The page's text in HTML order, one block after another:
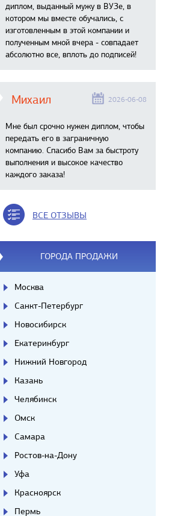
диплом, выданный мужу в ВУЗе, в
котором мы вместе обучались, с
изготовленным в этой компании и
полученным мной вчера - совпадает
абсолютно все, вплоть до подписей!
Михаил 2026-06-08
Мне был срочно нужен диплом, чтобы
передать его в заграничную
компанию. Спасибо Вам за быстроту
выполнения и высокое качество
каждого заказа!
ВСЕ ОТЗЫВЫ
ГОРОДА ПРОДАЖИ
Москва
Санкт-Петербург
Новосибирск
Екатеринбург
Нижний Новгород
Казань
Челябинск
Омск
Самара
Ростов-на-Дону
Уфа
Красноярск
Пермь